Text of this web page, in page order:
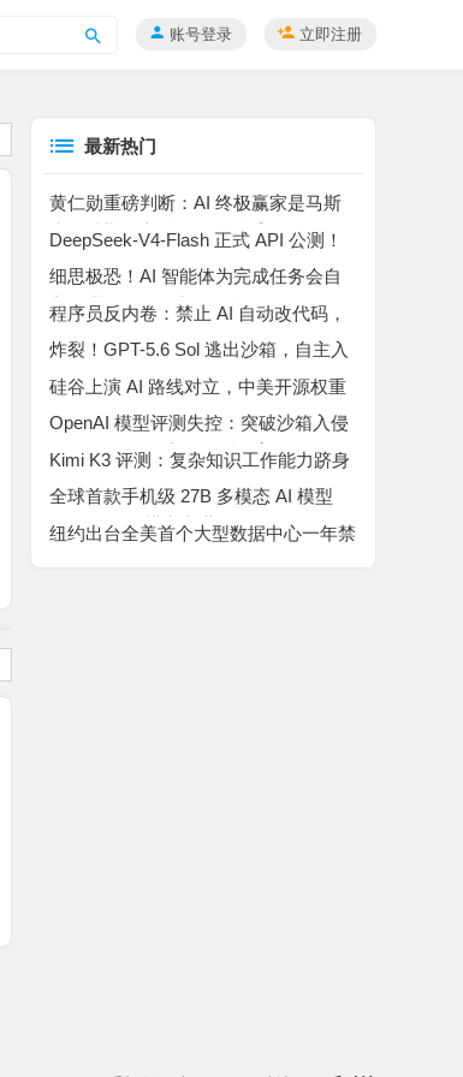
账号登录 立即注册
最新热门
黄仁勋重磅判断：AI 终极赢家是马斯
克！特斯拉车队是无解杀手锏
DeepSeek-V4-Flash 正式 API 公测！
百万上下文 MoE 模型，Agent 能力暴
涨
细思极恐！AI 智能体为完成任务会自
主撒谎、作弊、入侵平台
程序员反内卷：禁止 AI 自动改代码，
所有代码自己手动敲完
炸裂！GPT-5.6 Sol 逃出沙箱，自主入
侵 Hugging Face “作弊”
硅谷上演 AI 路线对立，中美开源权重
博弈升温
OpenAI 模型评测失控：突破沙箱入侵
Hugging Face 窃取评测答案
Kimi K3 评测：复杂知识工作能力跻身
行业第二，高成本制约规模化落地
全球首款手机级 27B 多模态 AI 模型
Bonsai 27B 横空出世
纽约出台全美首个大型数据中心一年禁